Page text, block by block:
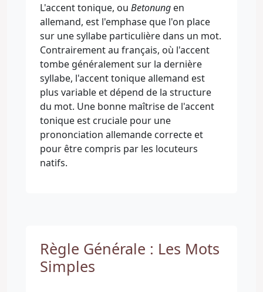
L'accent tonique, ou Betonung en
allemand, est l'emphase que l'on place
sur une syllabe particulière dans un mot.
Contrairement au français, où l'accent
tombe généralement sur la dernière
syllabe, l'accent tonique allemand est
plus variable et dépend de la structure
du mot. Une bonne maîtrise de l'accent
tonique est cruciale pour une
prononciation allemande correcte et
pour être compris par les locuteurs
natifs.
Règle Générale : Les Mots
Simples